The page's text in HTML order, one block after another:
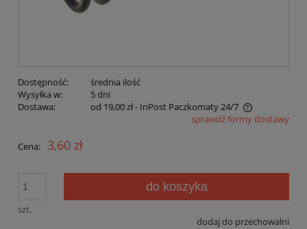
Dostępność:
średnia ilość
Wysyłka w:
5 dni
Dostawa:
od 19,00 zł- InPost Paczkomaty 24/7
Cena nie zawiera ewentualnych kosztów płatnościsprawdź formy dostawy
Cena: 3,60 zł
szt.
do koszyka
dodaj do przechowalni